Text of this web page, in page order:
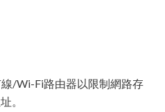
/Wi-Fi路由器以限制網路存
。